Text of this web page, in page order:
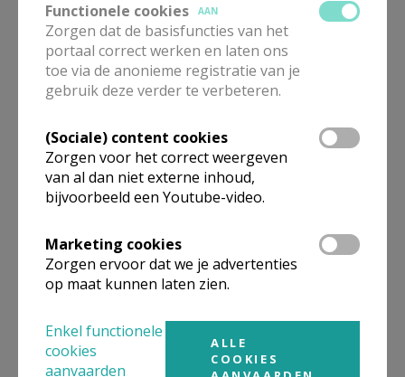
Beroepsvereniging Zorgpastores
Functionele cookies
AAN
Zorgen dat de basisfuncties van het
portaal correct werken en laten ons
toe via de anonieme registratie van je
gebruik deze verder te verbeteren.
(Sociale) content cookies
Zorgen voor het correct weergeven
van al dan niet externe inhoud,
bijvoorbeeld een Youtube-video.
Marketing cookies
Zorgen ervoor dat we je advertenties
op maat kunnen laten zien.
Enkel functionele
cookies
aanvaarden
ALLE
COOKIES